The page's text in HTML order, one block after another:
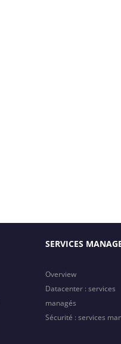
SERVICES
Overview
Datacenter : services
managés
Sécurité : services